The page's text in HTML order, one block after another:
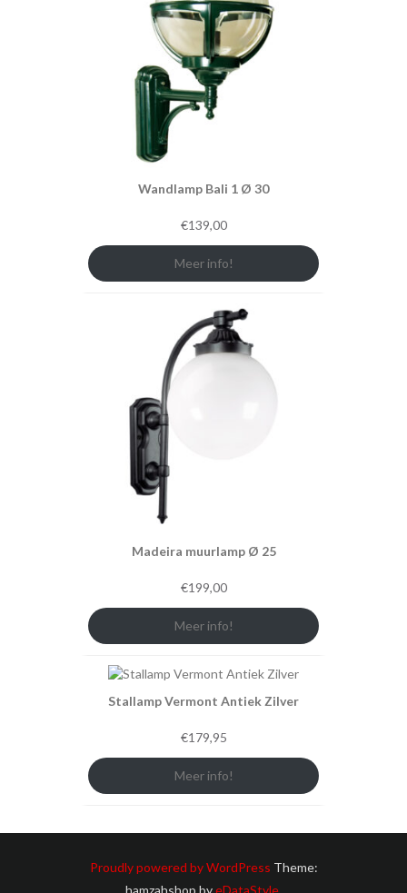
Wandlamp Bali 1 Ø 30
€139,00
Meer info!
Madeira muurlamp Ø 25
€199,00
Meer info!
Stallamp Vermont Antiek Zilver
€179,95
Meer info!
Proudly powered by WordPress
hamzahshop byeDataStyle